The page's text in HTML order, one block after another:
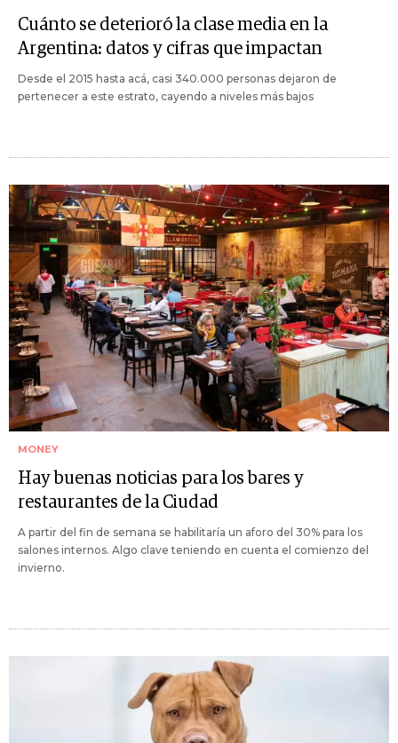
Cuánto se deterioró la clase media en la
Argentina: datos y cifras que impactan
Desde el 2015 hasta acá, casi 340.000 personas dejaron de
pertenecer a este estrato, cayendo a niveles más bajos
MONEY
Hay buenas noticias para los bares y
restaurantes de la Ciudad
A partir del fin de semana se habilitaría un aforo del 30% para los
salones internos. Algo clave teniendo en cuenta el comienzo del
invierno.